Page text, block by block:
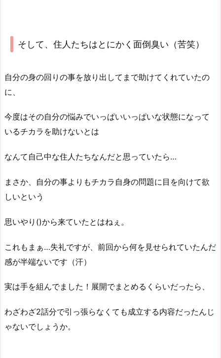
そして、住人たちはとにかく面倒臭い（苦笑）
自分の身の回りの事を放り出してまで助けてくれていたの
に、
今度はその自分の悩みでいっぱいいっぱいな状態になって
いるチカラを助けないとは
なんて自己中な住人たちなんだと思っていたら…
まさか、自分の事よりもチカラ自身の問題に目を向けて欲
しいという
思いやり()から来ていたとはねぇ。
これもまぁ…失礼ですが、前回から何を見せられていたんだ
感が半端ないです（汗）
実は手を組んでました！展開でまとめるくらいだったら、
わざわざ2話分で引っ張らなくても成立する内容だったんじ
ゃないでしょうか。